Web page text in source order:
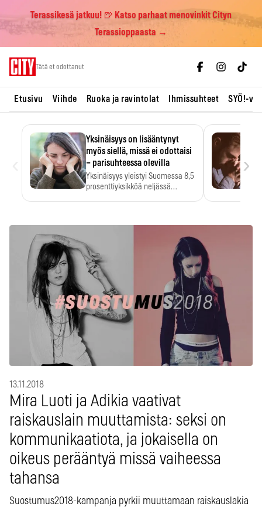
Terassikesä jatkuu! 🍺 Katso parhaat menovinkit Cityn
Terassioppaasta →
Tätä et odottanut
Etusivu Viihde Ruoka ja ravintolat Ihmissuhteet SYÖ!-
Yksinäisyys on lisääntynyt
myös siellä, missä ei odottaisi
– parisuhteessa olevilla
Yksinäisyys yleistyi Suomessa 8,5
prosenttiyksikköä neljässä
›
13.11.2018
Mira Luoti ja Adikia vaativat
raiskauslain muuttamista: seksi on
kommunikaatiota, ja jokaisella on
oikeus perääntyä missä vaiheessa
tahansa
Suostumus2018-kampanja pyrkii muuttamaan raiskauslakia